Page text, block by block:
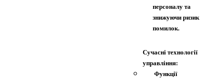
персоналу та
знижуючи ризик
помилок.
Сучасні технології
управління:
Функції